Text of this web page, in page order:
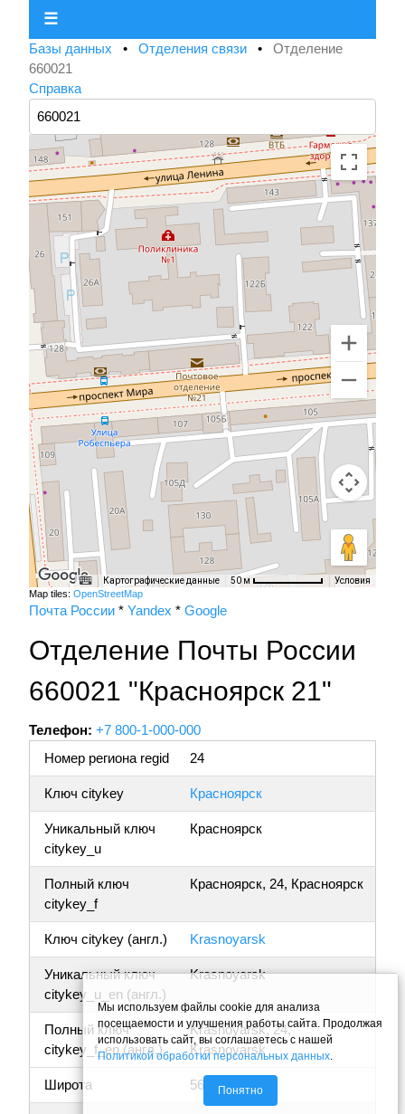
☰
Базы данных • Отделения связи • Отделение
660021
Справка
Картографические данные 50 м Условия
Map tiles: OpenStreetMap
Почта России * Yandex * Google
Отделение Почты России
660021 "Красноярск 21"
Телефон: +7 800-1-000-000
Номер региона regid
24
Ключ citykey Красноярск
Уникальный ключ
citykey_u
Красноярск
Полный ключ
citykey_f
Красноярск, 24, Красноярск
Ключ citykey (англ.) Krasnoyarsk
Уникальный ключ
citykey_u_en (англ.)
Krasnoyarsk
Полный ключ
citykey_f_en (англ.)
Krasnoyarsk, 24,
Krasnoyarsk
Широта 56.010840
Мы используем файлы cookie для анализа
посещаемости и улучшения работы сайта. Продолжая
использовать сайт, вы соглашаетесь с нашей
Политикой обработки персональных данных.
Понятно